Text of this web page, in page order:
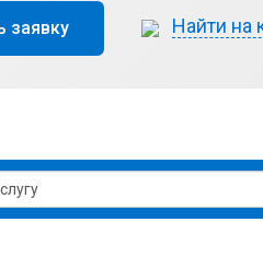
заявку Найти на